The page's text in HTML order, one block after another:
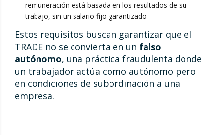
remuneración está basada en los resultados de su
trabajo, sin un salario fijo garantizado.
Estos requisitos buscan garantizar que el
TRADE no se convierta en un falso
autónomo, una práctica fraudulenta donde
un trabajador actúa como autónomo pero
en condiciones de subordinación a una
empresa.